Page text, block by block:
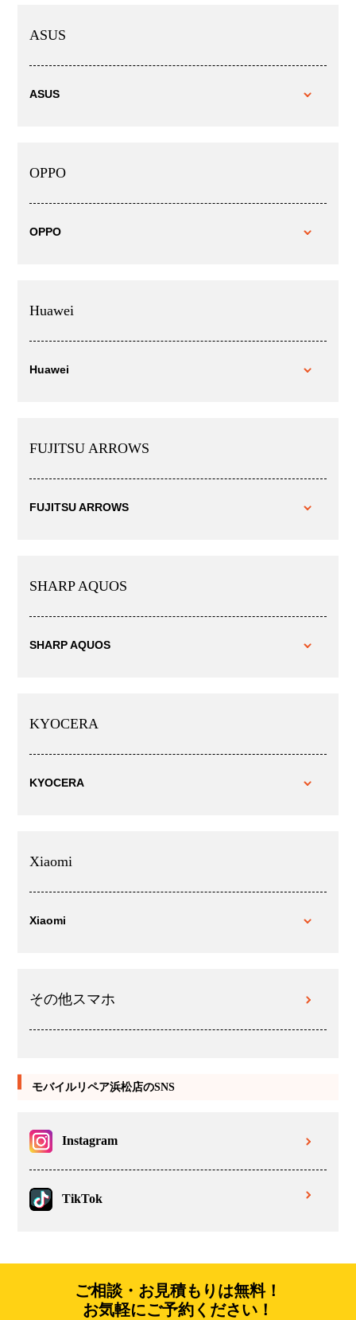
ASUS
ASUS
OPPO
OPPO
Huawei
Huawei
FUJITSU ARROWS
FUJITSU ARROWS
SHARP AQUOS
SHARP AQUOS
KYOCERA
KYOCERA
Xiaomi
Xiaomi
その他スマホ
モバイルリペア浜松店のSNS
Instagram
TikTok
ご相談・お見積もりは無料！
お気軽にご予約ください！